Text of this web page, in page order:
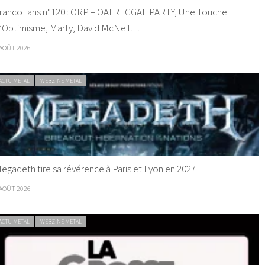
n°120 : ORP – OAI REGGAE PARTY, Une Touche
Marty, David McNeil…
2026
METAL WEBZINE METAL
tire sa révérence à Paris et Lyon en 2027
2026
METAL WEBZINE METAL